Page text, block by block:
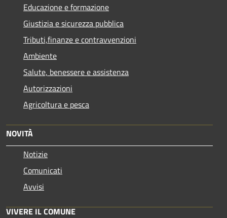
Educazione e formazione
Giustizia e sicurezza pubblica
Tributi,finanze e contravvenzioni
Ambiente
Salute, benessere e assistenza
Autorizzazioni
Agricoltura e pesca
NOVITÀ
Notizie
Comunicati
Avvisi
VIVERE IL COMUNE